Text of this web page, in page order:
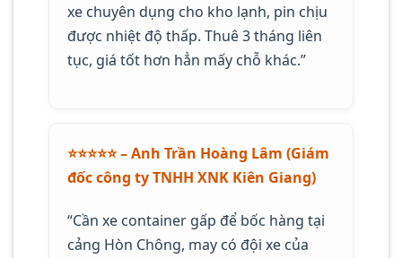
xe chuyên dụng cho kho lạnh, pin chịu
được nhiệt độ thấp. Thuê 3 tháng liên
tục, giá tốt hơn hẳn mấy chỗ khác.”
⭐️⭐️⭐️⭐️⭐️ – Anh Trần Hoàng Lâm (Giám
đốc công ty TNHH XNK Kiên Giang)
“Cần xe container gấp để bốc hàng tại
cảng Hòn Chông, may có đội xe của